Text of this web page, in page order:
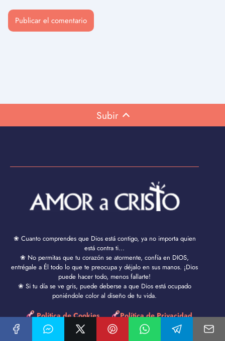
Subir
❀ Cuanto comprendes que Dios está contigo, ya no importa quien
está contra ti...
❀ No permitas que tu corazón se atormente, confía en DIOS,
entrégale a Él todo lo que te preocupa y déjalo en sus manos. ¡Dios
puede hacer todo, menos fallarte!
❀ Si tu día se ve gris, puede deberse a que Dios está ocupado
poniéndole color al diseño de tu vida.
Política de Cookies
Política de Privacidad
Aviso Legal y Términos de Uso
Contacto